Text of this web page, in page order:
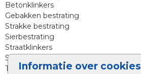
Informatie over cookies
Betonklinkers
Gebakken bestrating
Strakke bestrating
Sierbestrating
Straatklinkers
Straatstenen
Trommelstenen